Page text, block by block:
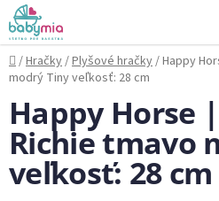
Prejsť
na
obsah
Domov
/Hračky/Plyšové hračky/Happy
modrý Tiny veľkosť: 28 cm
Happy Horse
Richie tmavo
veľkosť: 28 cm